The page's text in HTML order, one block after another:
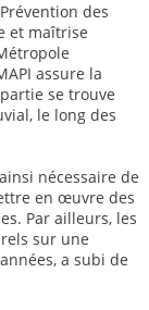
des
et maîtrise
assure la
se trouve
le long des
nécessaire de
en œuvre des
Par ailleurs, les
sur une
a subi de